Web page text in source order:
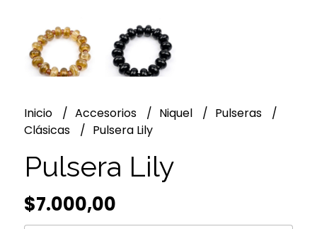
Inicio Accesorios Niquel
Pulseras
Clásicas
Pulsera Lily
Pulsera Lily
$7.000,00